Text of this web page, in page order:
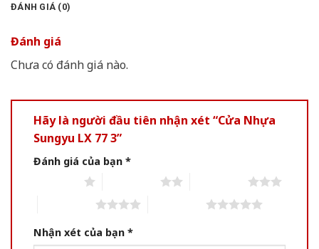
ĐÁNH GIÁ (0)
Đánh giá
Chưa có đánh giá nào.
Hãy là người đầu tiên nhận xét “Cửa Nhựa
Sungyu LX 77 3”
Đánh giá của bạn *
Nhận xét của bạn *